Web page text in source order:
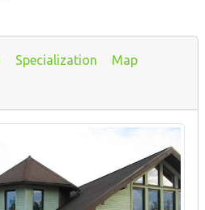
Specialization Map